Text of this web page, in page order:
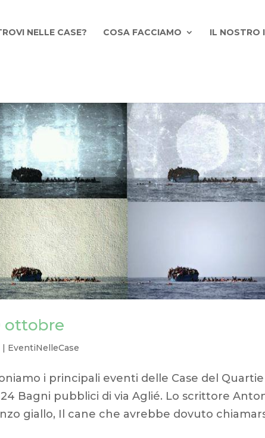
NELLE CASE? COSA FACCIAMO IL NOSTRO
ottobre
| EventiNelleCase
i principali eventi delle Case del
Bagni pubblici di via Aglié. Lo scrittore
giallo, Il cane che avrebbe dovuto